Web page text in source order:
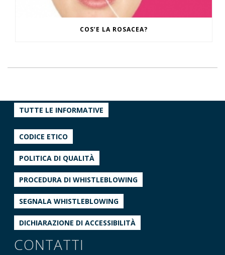
COS’E LA ROSACEA?
TUTTE LE INFORMATIVE
CODICE ETICO
POLITICA DI QUALITÀ
PROCEDURA DI WHISTLEBLOWING
SEGNALA WHISTLEBLOWING
DICHIARAZIONE DI ACCESSIBILITÀ
CONTATTI